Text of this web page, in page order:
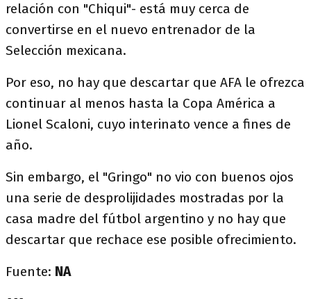
relación con "Chiqui"- está muy cerca de
convertirse en el nuevo entrenador de la
Selección mexicana.
Por eso, no hay que descartar que AFA le ofrezca
continuar al menos hasta la Copa América a
Lionel Scaloni, cuyo interinato vence a fines de
año.
Sin embargo, el "Gringo" no vio con buenos ojos
una serie de desprolijidades mostradas por la
casa madre del fútbol argentino y no hay que
descartar que rechace ese posible ofrecimiento.
Fuente: NA